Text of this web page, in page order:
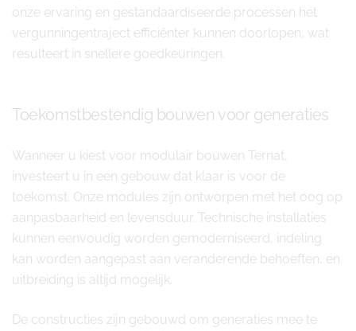
onze ervaring en gestandaardiseerde processen het
vergunningentraject efficiënter kunnen doorlopen, wat
resulteert in snellere goedkeuringen.
Toekomstbestendig bouwen voor generaties
Wanneer u kiest voor modulair bouwen Ternat,
investeert u in een gebouw dat klaar is voor de
toekomst. Onze modules zijn ontworpen met het oog op
aanpasbaarheid en levensduur. Technische installaties
kunnen eenvoudig worden gemoderniseerd, indeling
kan worden aangepast aan veranderende behoeften, en
uitbreiding is altijd mogelijk.
De constructies zijn gebouwd om generaties mee te